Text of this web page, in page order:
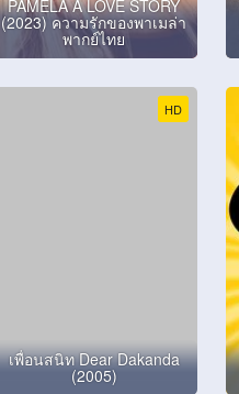
PAMELA A LOVE STORY
(2023) ความรักของพาเมล่า
พากย์ไทย
HD
เพื่อนสนิท Dear Dakanda
(2005)